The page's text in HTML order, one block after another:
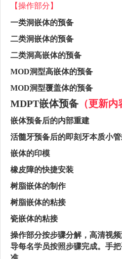
【操作部分】
一类洞嵌体的预备
二类洞嵌体的预备
二类洞高嵌体的预备
MOD洞型高嵌体的预备
MOD洞型覆盖体的预备
MDPT嵌体预备 （更新内
嵌体预备后的内部重建
活髓牙预备后的即刻牙本质小
嵌体的印模
橡皮障的快捷安装
树脂嵌体的制作
树脂嵌体的粘接
瓷嵌体的粘接
操作部分按步骤分解，高清视
导每名学员按照步骤完成。手